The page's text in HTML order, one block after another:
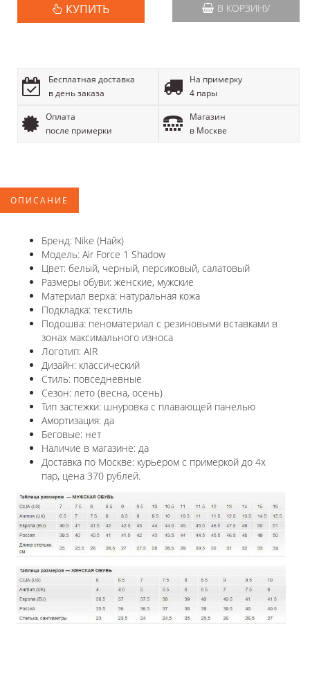
КУПИТЬ В КОРЗИНУ
Бесплатная доставка
в день заказа
На примерку
4 пары
Оплата
после примерки
Магазин
в Москве
ОПИСАНИЕ
Бренд: Nike (Найк)
Модель: Air Force 1 Shadow
Цвет: белый, черный, персиковый, салатовый
Размеры обуви: женские, мужские
Материал верха: натуральная кожа
Подкладка: текстиль
Подошва: пеноматериал с резиновыми вставками в
зонах максимального износа
Логотип: AIR
Дизайн: классический
Стиль: повседневные
Сезон: лето (весна, осень)
Тип застежки: шнуровка с плавающей панелью
Амортизация: да
Беговые: нет
Наличие в магазине: да
Доставка по Москве: курьером с примеркой до 4х
пар, цена 370 рублей.